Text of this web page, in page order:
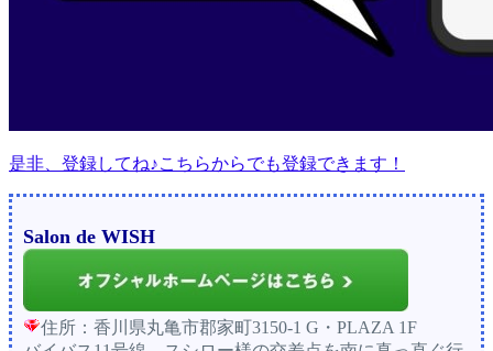
是非、登録してね♪こちらからでも登録できます！
Salon de WISH
住所：香川県丸亀市郡家町3150-1 G・PLAZA 1F